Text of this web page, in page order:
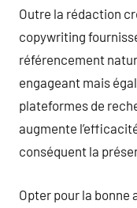
Outre la rédaction
copywriting
référencement
engageant mais
plateformes de
augmente
conséquent la
Opter pour la bonne